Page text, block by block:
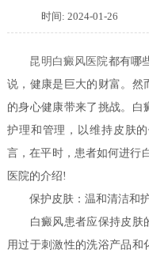
时间: 2024-01-26
昆明白癜风医院都有哪
说，健康是巨大的财富。然
的身心健康带来了挑战。白
护理和管理，以维持皮肤
言，在平时，患者如何进行
医院的介绍!
保护皮肤：温和清洁和
白癜风患者应保持皮肤
用过于刺激性的洗浴产品和